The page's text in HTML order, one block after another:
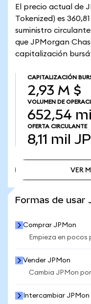
El precio actual de
Tokenized) es
suministro
que JPMorgan
capitalización
CAPITALIZACIÓN
2,93 M $
VOLUMEN DE
652,54
OFERTA CIRCULANTE
8,11 mil
VER
Formas de usar
Comprar JPMon
Empieza en pocos
Vender JPMon
Cambia JPMon
Intercambiar JPMon